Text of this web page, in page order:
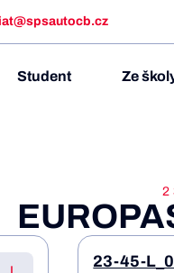
Student Ze
23-45-